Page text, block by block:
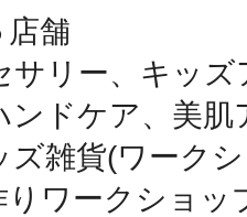
店舗
リー、キッズ
ンドケア、美
ズ雑貨(ワーク
りワークショッ
シモキ